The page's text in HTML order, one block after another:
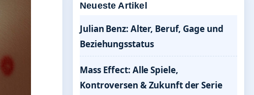
Neueste Artikel
Julian Benz: Alter, Beruf, Gage und
Beziehungsstatus
Mass Effect: Alle Spiele,
Kontroversen & Zukunft der Serie